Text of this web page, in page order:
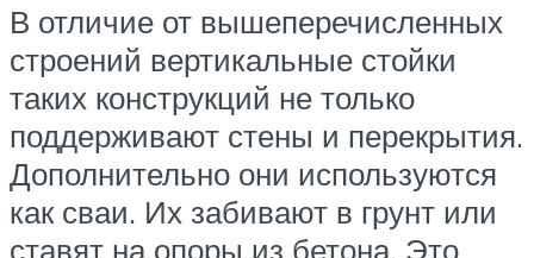
В отличие от вышеперечисленных
строений вертикальные стойки
таких конструкций не только
поддерживают стены и перекрытия.
Дополнительно они используются
как сваи. Их забивают в грунт или
ставят на опоры из бетона. Это